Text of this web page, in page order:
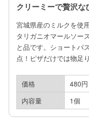
クリーミーで贅沢な
宮城県産のミルクを使
タリガニオマールソー
と品です。ショートパ
点！ピザだけでは物足
価格
480円
内容量
1個